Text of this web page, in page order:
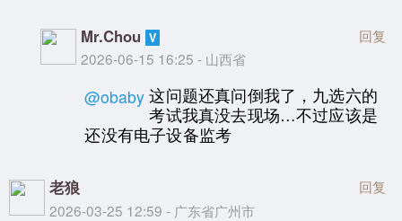
Mr.Chou
2026-06-15 16:25 - 山西省
回复
@obaby 这问题还真问倒我了，九选六的
考试我真没去现场…不过应该是
还没有电子设备监考
老狼
2026-03-25 12:59 - 广东省广州市
回复